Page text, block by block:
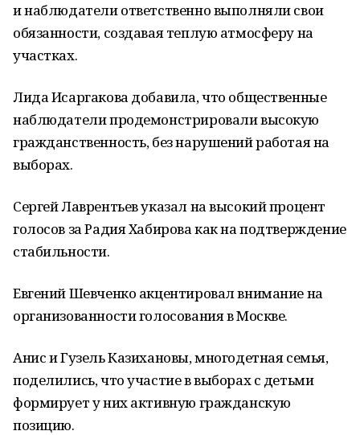
и наблюдатели ответственно выполняли свои
обязанности, создавая теплую атмосферу на
участках.
Лида Исаргакова добавила, что общественные
наблюдатели продемонстрировали высокую
гражданственность, без нарушений работая на
выборах.
Сергей Лаврентьев указал на высокий процент
голосов за Радия Хабирова как на подтверждение
стабильности.
Евгений Шевченко акцентировал внимание на
организованности голосования в Москве.
Анис и Гузель Казихановы, многодетная семья,
поделились, что участие в выборах с детьми
формирует у них активную гражданскую
позицию.